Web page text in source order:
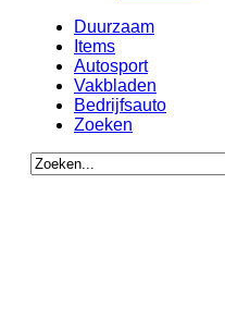
Duurzaam
Items
Autosport
Vakbladen
Bedrijfsauto
Zoeken